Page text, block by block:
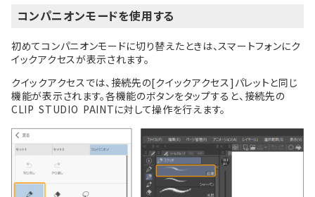
コンパニオンモードを使用する
初めてコンパニオンモードに切り替えたときは、スマートフォンにク
イックアクセスが表示されます。
クイックアクセスでは、接続先の[クイックアクセス]パレットと同じ
機能が表示されます。各機能のボタンをタップすると、接続先の
CLIP STUDIO PAINTに対して操作を行えます。